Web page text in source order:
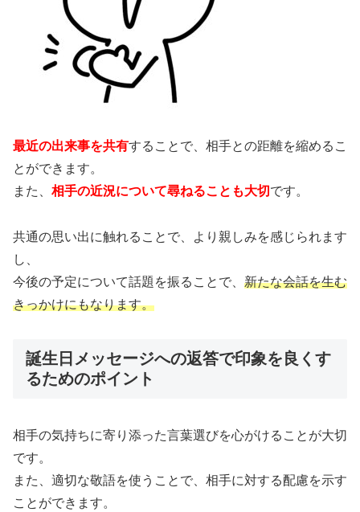
最近の出来事を共有することで、相手との距離を縮めるこ
とができます。
また、 相手の近況について尋ねることも大切です。
共通の思い出に触れることで、より親しみを感じられます
し、
今後の予定について話題を振ることで、 新たな会話を生む
きっかけにもなります。
誕生日メッセージへの返答で印象を良くす
るためのポイント
相手の気持ちに寄り添った言葉選びを心がけることが大切
です。
また、適切な敬語を使うことで、相手に対する配慮を示す
ことができます。